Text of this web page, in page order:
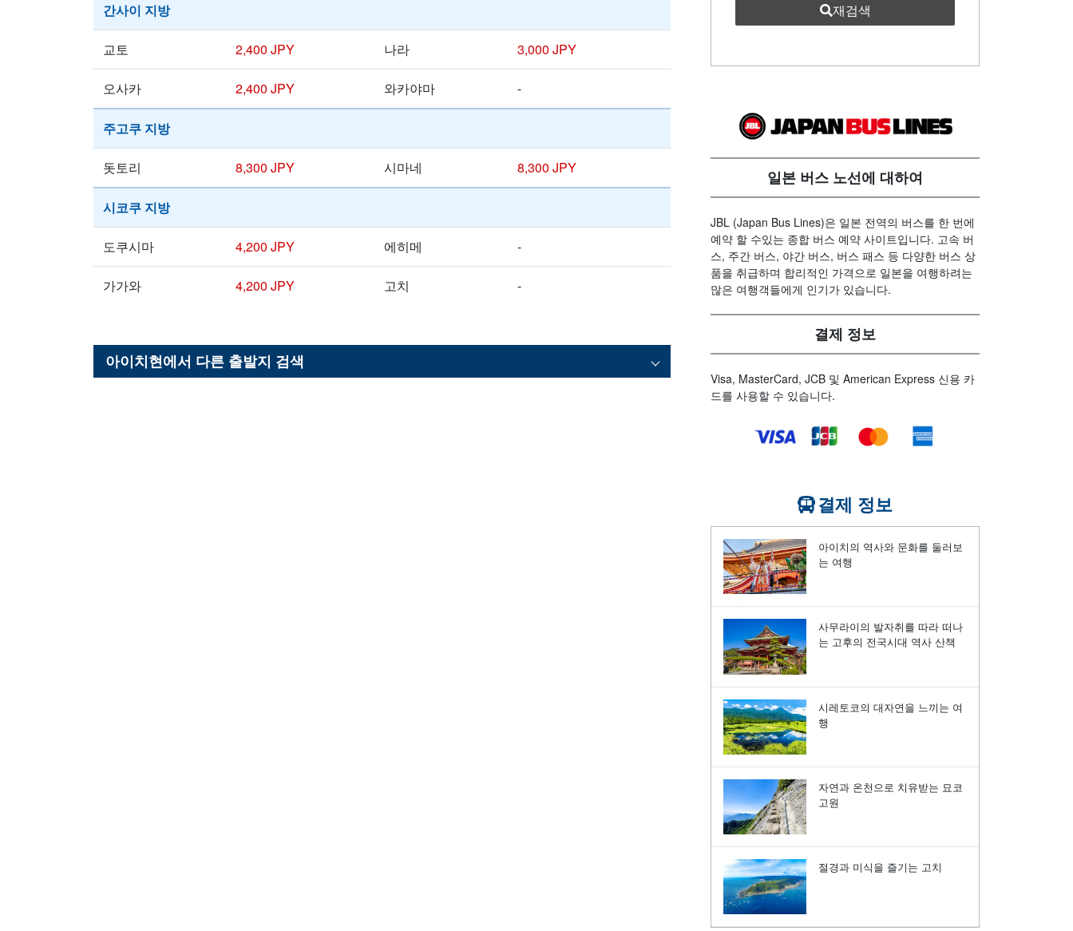
간사이 지방
교토 2,400 JPY 나라 3,000 JPY
오사카 2,400 JPY 와카야마 -
주고쿠 지방
돗토리 8,300 JPY 시마네 8,300 JPY
시코쿠 지방
도쿠시마 4,200 JPY 에히메 -
가가와 4,200 JPY 고치 -
아이치현에서 다른 출발지 검색
재검색
일본 버스 노선에 대하여
JBL (Japan Bus Lines)은 일본 전역의 버스를 한 번에
예약 할 수있는 종합 버스 예약 사이트입니다. 고속 버
스, 주간 버스, 야간 버스, 버스 패스 등 다양한 버스 상
품을 취급하며 합리적인 가격으로 일본을 여행하려는
많은 여행객들에게 인기가 있습니다.
결제 정보
Visa, MasterCard, JCB 및 American Express 신용 카
드를 사용할 수 있습니다.
결제 정보
아이치의 역사와 문화를 둘러보
는 여행
사무라이의 발자취를 따라 떠나
는 고후의 전국시대 역사 산책
시레토코의 대자연을 느끼는 여
행
자연과 온천으로 치유받는 묘코
고원
절경과 미식을 즐기는 고치